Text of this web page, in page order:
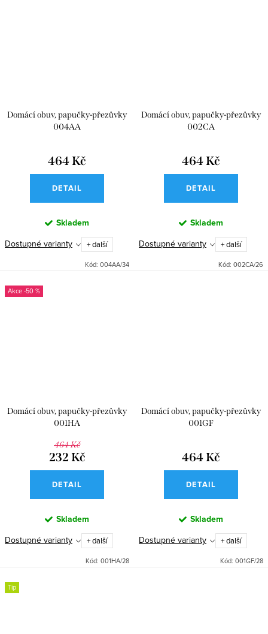
Domácí obuv, papučky-přezůvky
004AA
464 Kč
DETAIL
Skladem
Dostupné varianty + další
Kód: 004AA/34
Domácí obuv, papučky-přezůvky
002CA
464 Kč
DETAIL
Skladem
Dostupné varianty + další
Kód: 002CA/26
-50 %
Domácí obuv, papučky-přezůvky
001HA
464 Kč
232 Kč
DETAIL
Skladem
Dostupné varianty + další
Kód: 001HA/28
Domácí obuv, papučky-přezůvky
001GF
464 Kč
DETAIL
Skladem
Dostupné varianty + další
Kód: 001GF/28
Tip